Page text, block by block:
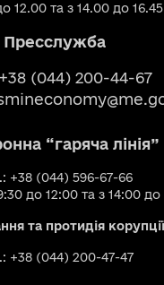
12.00 та з 14.00 до 16.45
Пресслужба
(044) 200-44-67
“гаряча лінія”
+38 (044) 596-67-66
до 12:00 та з 14:00 до
та протидія корупції
+38 (044) 200-47-47